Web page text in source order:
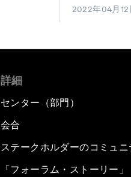
2022年04月12
詳細
センター（部門）
会合
ステークホルダーのコミュニ
「フォーラム・ストーリー」